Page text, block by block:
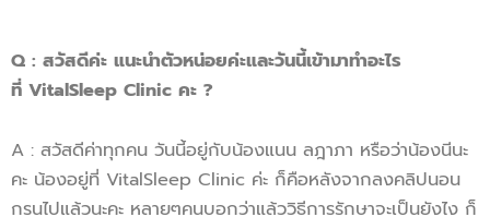
Q : สวัสดีค่ะ แนะนำตัวหน่อยค่ะและวันนี้เข้ามาทำอะไร
ที่ VitalSleep Clinic คะ ?
A : สวัสดีค่าทุกคน วันนี้อยู่กับน้องแนน ลฎาภา หรือว่าน้องนีนะ
คะ น้องอยู่ที่ VitalSleep Clinic ค่ะ ก็คือหลังจากลงคลิปนอน
กรนไปแล้วนะคะ หลายๆคนบอกว่าแล้ววิธีการรักษาจะเป็นยังไง ก็